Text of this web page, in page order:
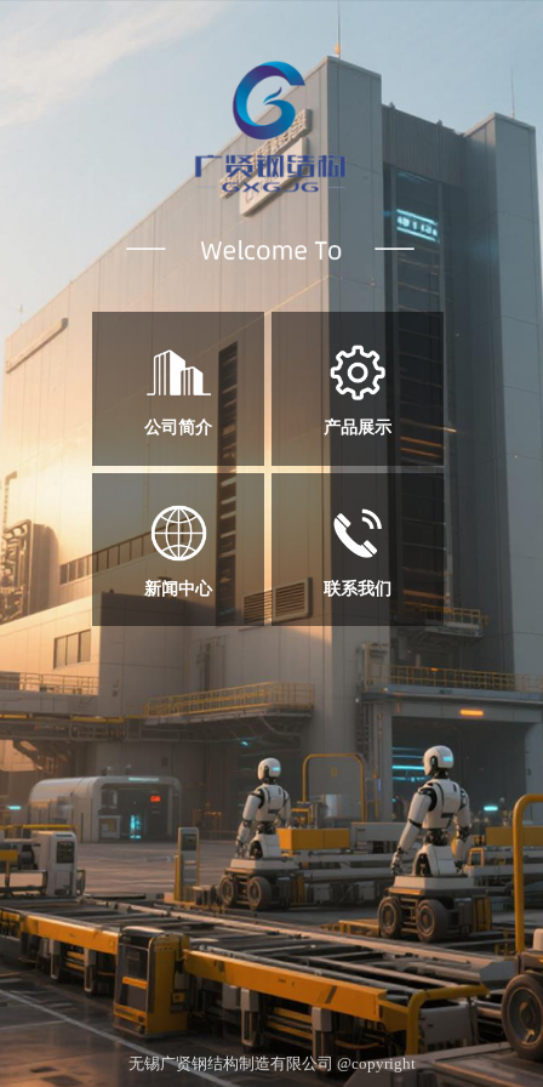
公司简介 产品展示
新闻中心 联系我们
无锡广贤钢结构制造有限公司 @copyright